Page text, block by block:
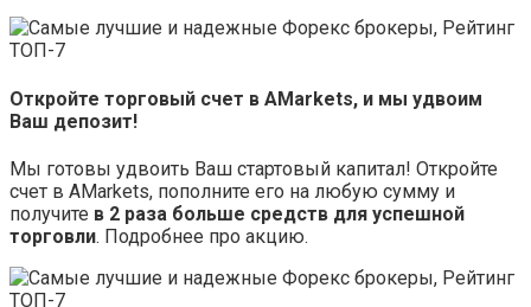
Откройте торговый счет в AMarkets, и мы удвоим
Ваш депозит!
Мы готовы удвоить Ваш стартовый капитал! Откройте
счет в AMarkets, пополните его на любую сумму и
получите в 2 раза больше средств для успешной
торговли. Подробнее про акцию.